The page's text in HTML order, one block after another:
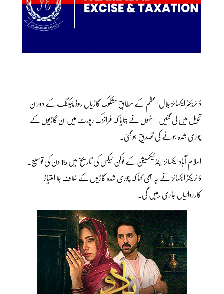
ڈائریکٹر ایکسائز بلال اعظم کے مطابق مشکوک گاڑیاں روڈ چیکنگ کے دوران
تحویل میں لی گئیں۔ انہوں نے بتایا کہ فرانزک رپورٹ میں ان گاڑیوں کے
چوری شدہ ہونے کی تصدیق ہو گئی۔
اسلام آباد ایکسائز اینڈ ٹیکسیشن کے ٹوکن ٹیکس کی تاریخ میں 15 دن کی توسیع۔
ڈائریکٹر ایکسائز نے یہ بھی کہا کہ چوری شدہ گاڑیوں کے خلاف بلا امتیاز
کارروائیاں جاری رہیں گی۔